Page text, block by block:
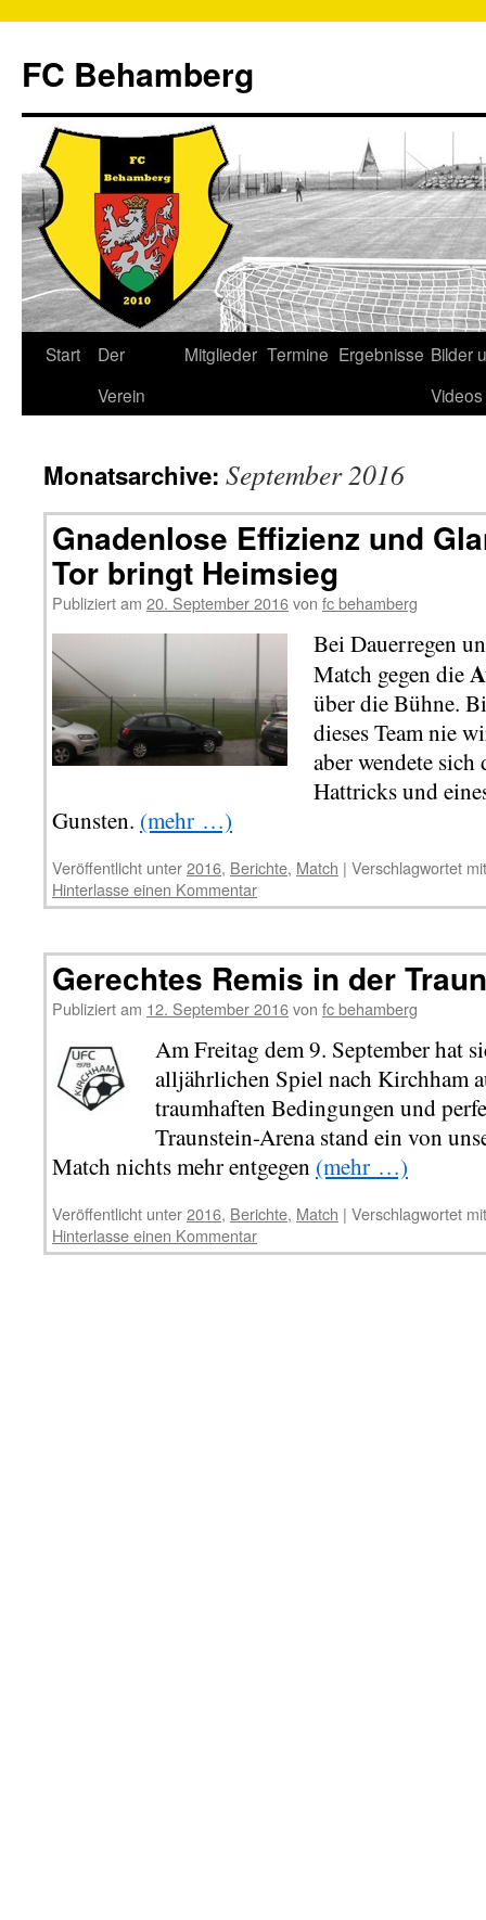
FC Behamberg
Start
Der
Verein
Mitglieder Termine Ergebnisse Bilder
Videos
Monatsarchive: September 2016
Gnadenlose Effizienz und
Tor bringt Heimsieg
Publiziert am 20. September 2016von fc behamberg
Bei Dauerregen
Match gegen die
über die Bühne.
dieses Team nie
aber wendete
Hattricks und
Gunsten. (mehr …)
Veröffentlicht unter2016, Berichte, Match | Verschlagwortet mit
Hinterlasse einen Kommentar
Gerechtes Remis in der
Publiziert am 12. September 2016von fc behamberg
Am Freitag dem 9. September hat
alljährlichen Spiel nach Kirchham
traumhaften Bedingungen und
Traunstein-Arena stand ein von
Match nichts mehr entgegen (mehr …)
Veröffentlicht unter2016, Berichte, Match | Verschlagwortet mit
Hinterlasse einen Kommentar